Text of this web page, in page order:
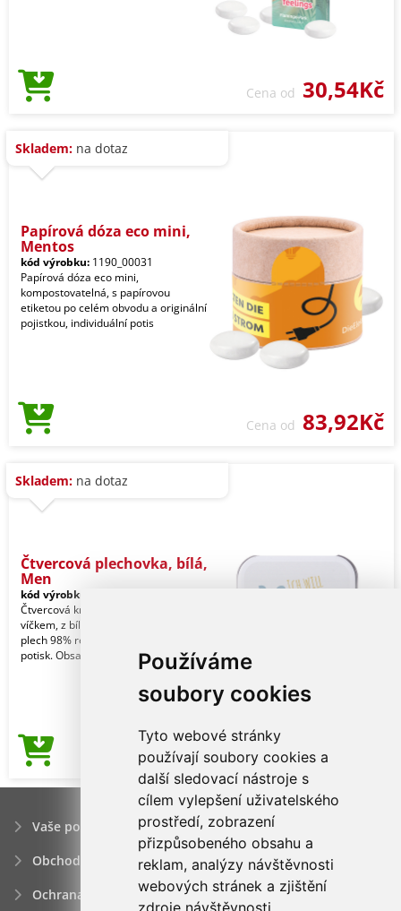
Používáme
soubory cookies
Tyto webové stránky
používají soubory cookies a
další sledovací nástroje s
cílem vylepšení uživatelského
prostředí, zobrazení
přizpůsobeného obsahu a
reklam, analýzy návštěvnosti
webových stránek a zjištění
zdroje návštěvnosti.
Cena od 30,54Kč
Skladem: na dotaz
Papírová dóza eco mini,
Mentos
kód výrobku: 1190_00031
Papírová dóza eco mini,
kompostovatelná, s papírovou
etiketou po celém obvodu a originální
pojistkou, individuální potis
Cena od 83,92Kč
Skladem: na dotaz
Čtvercová plechovka, bílá,
Men
kód výrobku:
Čtvercová krabička s odklápěcím
víčkem, z bílého kovu, pocínovaný
plech 98% recyklovatelný, individuální
potisk. Obsah:
Cena od46,68Kč
Vaše poptávka
Obchodní podmínky
Ochrana osobních údajú